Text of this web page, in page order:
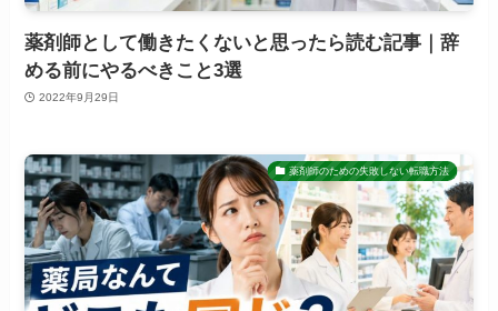
薬剤師として働きたくないと思ったら読む記事｜辞
める前にやるべきこと3選
2022年9月29日
薬剤師のための失敗しない転職方法